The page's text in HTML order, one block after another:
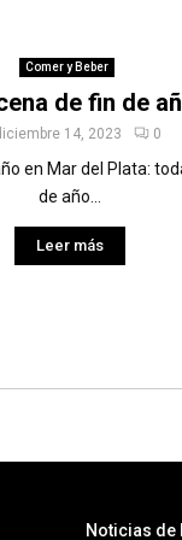
Comer y Beber
de fin de
14, 2023 0
en Mar del Plata:
de año...
Leer más
Noticias de